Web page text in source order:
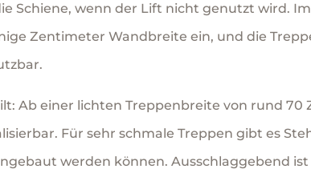
Schiene, wenn der Lift nicht genutzt wird.
Zentimeter Wandbreite ein, und die
Ab einer lichten Treppenbreite von rund 70
Für sehr schmale Treppen gibt es
werden können. Ausschlaggebend